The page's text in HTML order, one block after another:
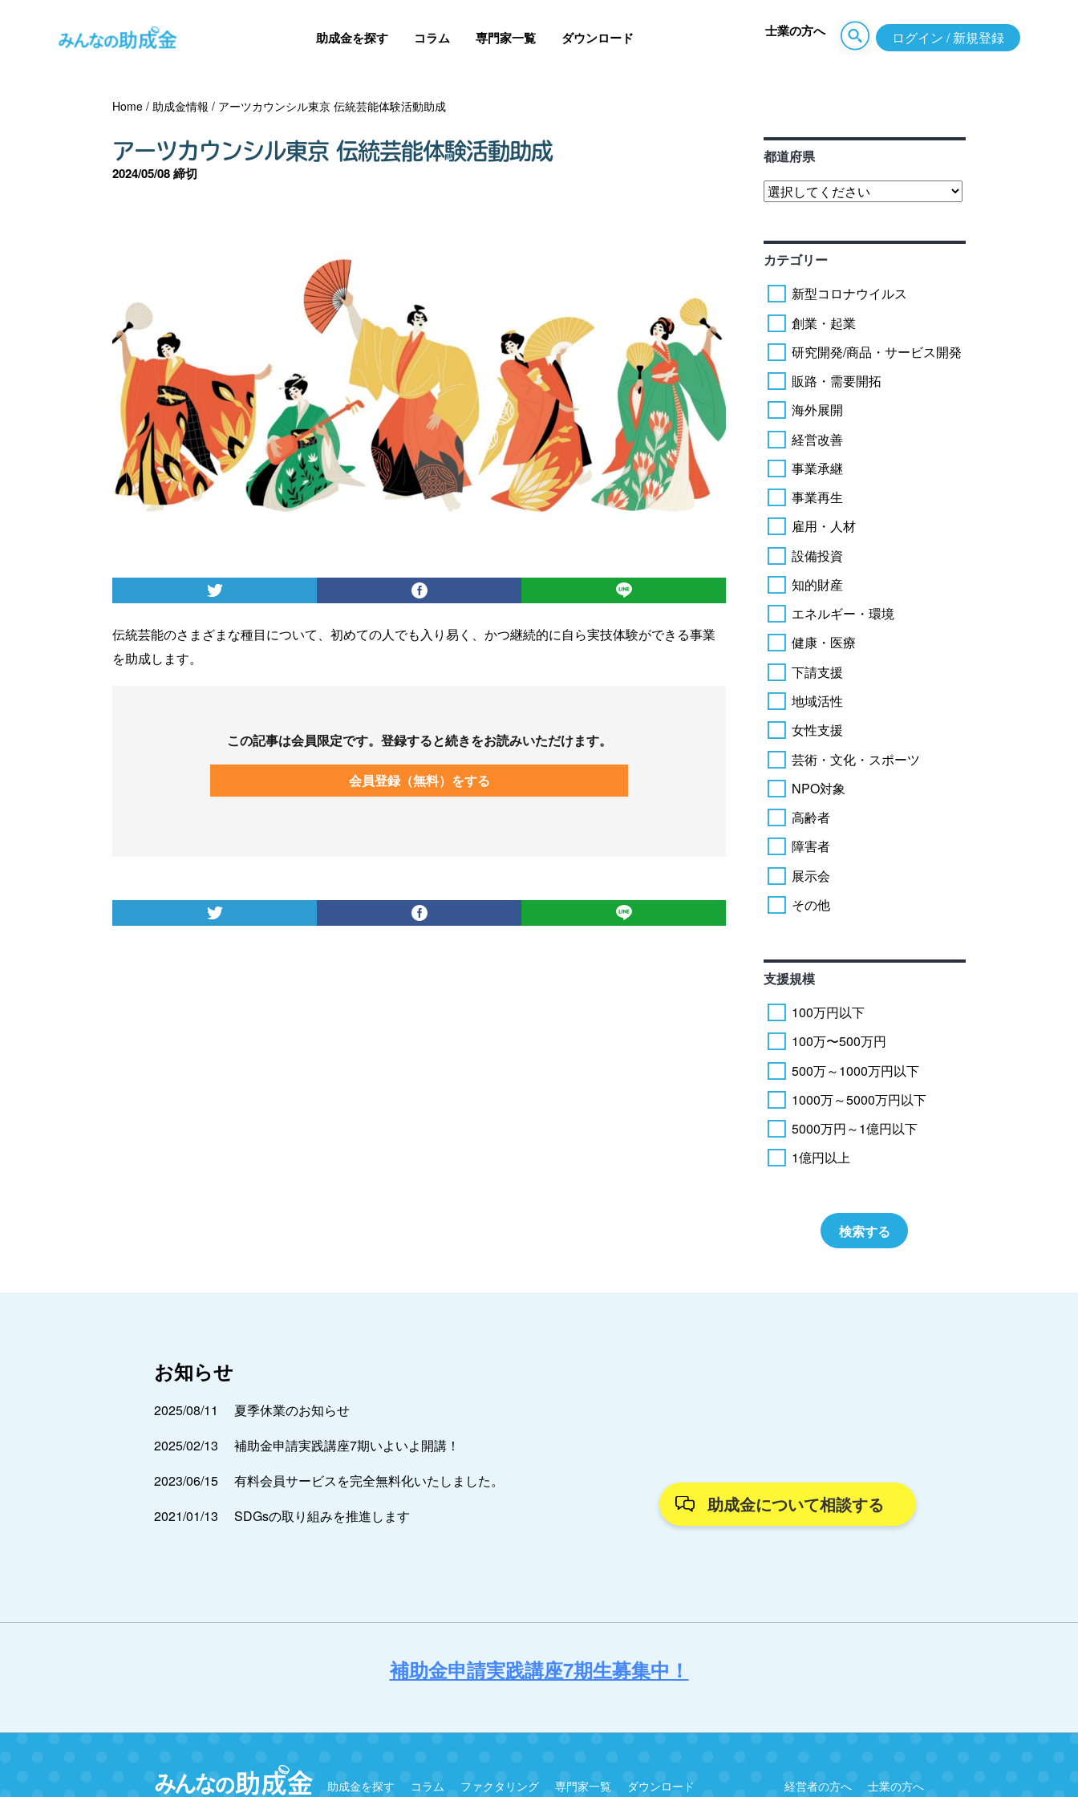
助成金を探す コラム 専門家一覧 ダウンロード 士業の方へ ログイン / 新規登録
Home /助成金情報 / アーツカウンシル東京 伝統芸能体験活動助成
アーツカウンシル東京 伝統芸能体験活動助成
2024/05/08 締切
伝統芸能のさまざまな種目について、初めての人でも入り易く、かつ継続的に自ら実技体験ができる事業
を助成します。
この記事は会員限定です。登録すると続きをお読みいただけます。
会員登録（無料）をする
都道府県
カテゴリー
新型コロナウイルス
創業・起業
研究開発/商品・サービス開発
販路・需要開拓
海外展開
経営改善
事業承継
事業再生
雇用・人材
設備投資
知的財産
エネルギー・環境
健康・医療
下請支援
地域活性
女性支援
芸術・文化・スポーツ
NPO対象
高齢者
障害者
展示会
その他
支援規模
100万円以下
100万〜500万円
500万～1000万円以下
1000万～5000万円以下
5000万円～1億円以下
1億円以上
お知らせ
2025/08/11
夏季休業のお知らせ
2025/02/13
補助金申請実践講座7期いよいよ開講！
2023/06/15
有料会員サービスを完全無料化いたしました。
2021/01/13
SDGsの取り組みを推進します
助成金について相談する
補助金申請実践講座7期生募集中！
助成金を探す コラム ファクタリング 専門家一覧 ダウンロード 経営者の方へ 士業の方へ